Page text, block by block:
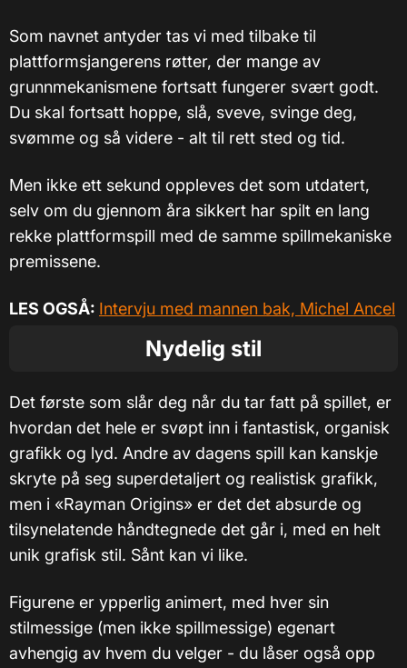
Som navnet antyder tas vi med tilbake til
plattformsjangerens røtter, der mange av
grunnmekanismene fortsatt fungerer svært godt.
Du skal fortsatt hoppe, slå, sveve, svinge deg,
svømme og så videre - alt til rett sted og tid.
Men ikke ett sekund oppleves det som utdatert,
selv om du gjennom åra sikkert har spilt en lang
rekke plattformspill med de samme spillmekaniske
premissene.
LES OGSÅ: Intervju med mannen bak, Michel Ancel
Nydelig stil
Det første som slår deg når du tar fatt på spillet, er
hvordan det hele er svøpt inn i fantastisk, organisk
grafikk og lyd. Andre av dagens spill kan kanskje
skryte på seg superdetaljert og realistisk grafikk,
men i «Rayman Origins» er det det absurde og
tilsynelatende håndtegnede det går i, med en helt
unik grafisk stil. Sånt kan vi like.
Figurene er ypperlig animert, med hver sin
stilmessige (men ikke spillmessige) egenart
avhengig av hvem du velger - du låser også opp